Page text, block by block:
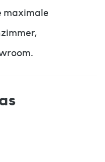
maximale